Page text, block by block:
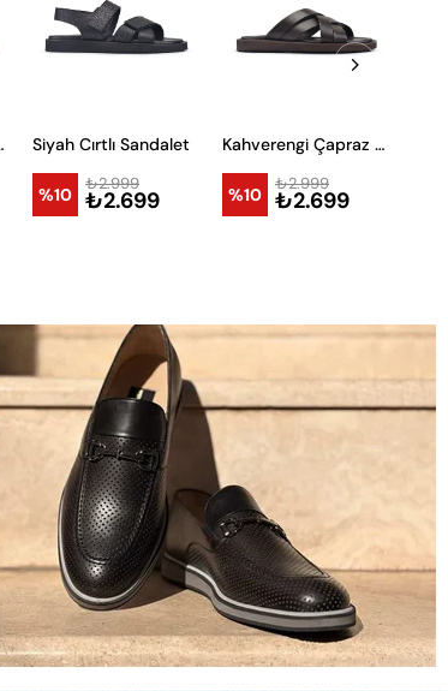
Siyah Cırtlı Sandalet
%10 ₺2.699
₺2.999
Kahverengi Çapraz Şeritli Terlik
%10 ₺2.699
₺2.999